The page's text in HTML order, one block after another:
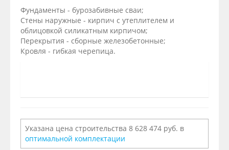
Фундаменты - бурозабивные сваи;
Стены наружные - кирпич с утеплителем и
облицовкой силикатным кирпичом;
Перекрытия - сборные железобетонные;
Кровля - гибкая черепица.
Указана цена строительства 8 628 474 руб. в
оптимальной комплектации